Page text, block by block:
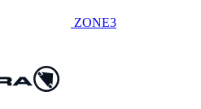
ZONE3